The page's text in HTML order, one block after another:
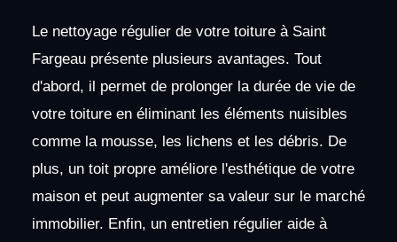
Le nettoyage régulier de votre toiture à Saint
Fargeau présente plusieurs avantages. Tout
d'abord, il permet de prolonger la durée de vie de
votre toiture en éliminant les éléments nuisibles
comme la mousse, les lichens et les débris. De
plus, un toit propre améliore l'esthétique de votre
maison et peut augmenter sa valeur sur le marché
immobilier. Enfin, un entretien régulier aide à